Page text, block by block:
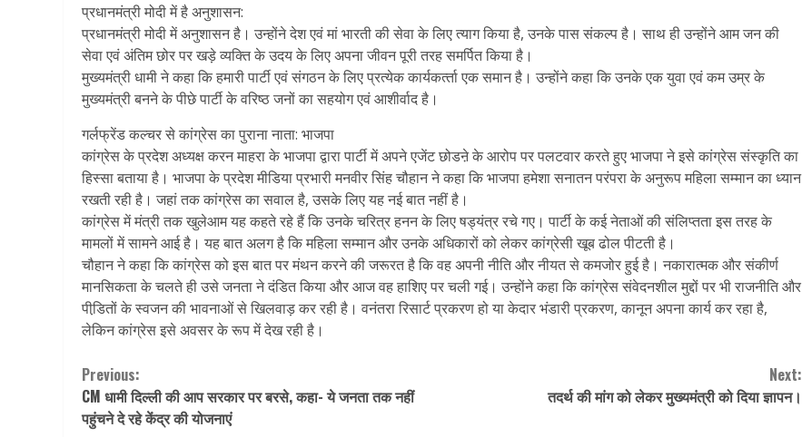
प्रधानमंत्री मोदी में है अनुशासन:
प्रधानमंत्री मोदी में अनुशासन है। उन्होंने देश एवं मां भारती की सेवा के लिए त्याग किया है, उनके पास संकल्प है। साथ ही उन्होंने आम जन की
सेवा एवं अंतिम छोर पर खड़े व्यक्ति के उदय के लिए अपना जीवन पूरी तरह समर्पित किया है।
मुख्यमंत्री धामी ने कहा कि हमारी पार्टी एवं संगठन के लिए प्रत्येक कार्यकर्त्‍ता एक समान है। उन्होंने कहा कि उनके एक युवा एवं कम उम्र के
मुख्यमंत्री बनने के पीछे पार्टी के वरिष्ठ जनों का सहयोग एवं आशीर्वाद है।
गर्लफ्रेंड कल्चर से कांग्रेस का पुराना नाता: भाजपा
कांग्रेस के प्रदेश अध्यक्ष करन माहरा के भाजपा द्वारा पार्टी में अपने एजेंट छोडऩे के आरोप पर पलटवार करते हुए भाजपा ने इसे कांग्रेस संस्कृति का
हिस्सा बताया है। भाजपा के प्रदेश मीडिया प्रभारी मनवीर सिंह चौहान ने कहा कि भाजपा हमेशा सनातन परंपरा के अनुरूप महिला सम्मान का ध्यान
रखती रही है। जहां तक कांग्रेस का सवाल है, उसके लिए यह नई बात नहीं है।
कांग्रेस में मंत्री तक खुलेआम यह कहते रहे हैं कि उनके चरित्र हनन के लिए षड्यंत्र रचे गए। पार्टी के कई नेताओं की संलिप्तता इस तरह के
मामलों में सामने आई है। यह बात अलग है कि महिला सम्मान और उनके अधिकारों को लेकर कांग्रेसी खूब ढोल पीटती है।
चौहान ने कहा कि कांग्रेस को इस बात पर मंथन करने की जरूरत है कि वह अपनी नीति और नीयत से कमजोर हुई है। नकारात्मक और संकीर्ण
मानसिकता के चलते ही उसे जनता ने दंडित किया और आज वह हाशिए पर चली गई। उन्होंने कहा कि कांग्रेस संवेदनशील मुद्दों पर भी राजनीति और
पीडि़तों के स्वजन की भावनाओं से खिलवाड़ कर रही है। वनंतरा रिसार्ट प्रकरण हो या केदार भंडारी प्रकरण, कानून अपना कार्य कर रहा है,
लेकिन कांग्रेस इसे अवसर के रूप में देख रही है।
Continue
Reading
Previous:
CM धामी दिल्ली की आप सरकार पर बरसे, कहा- ये जनता तक नहीं
पहुंचने दे रहे केंद्र की योजनाएं
Next:
तदर्थ की मांग को लेकर मुख्यमंत्री को दिया ज्ञापन।